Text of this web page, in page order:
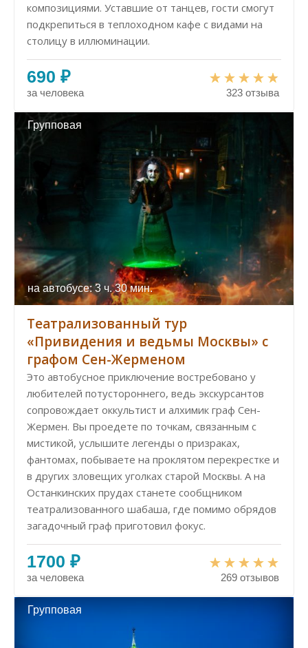
композициями. Уставшие от танцев, гости смогут
подкрепиться в теплоходном кафе с видами на
столицу в иллюминации.
690 ₽
за человека 323 отзыва
Групповая
на автобусе: 3 ч. 30 мин.
Театрализованный тур
«Привидения и ведьмы Москвы» с
графом Сен-Жерменом
Это автобусное приключение востребовано у
любителей потустороннего, ведь экскурсантов
сопровождает оккультист и алхимик граф Сен-
Жермен. Вы проедете по точкам, связанным с
мистикой, услышите легенды о призраках,
фантомах, побываете на проклятом перекрестке и
в других зловещих уголках старой Москвы. А на
Останкинских прудах станете сообщником
театрализованного шабаша, где помимо обрядов
загадочный граф приготовил фокус.
1700 ₽
за человека 269 отзывов
Групповая